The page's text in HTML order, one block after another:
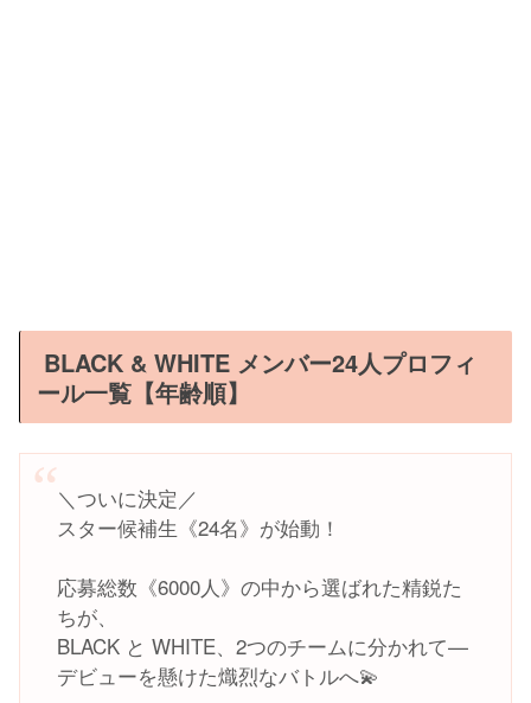
BLACK & WHITE メンバー24人プロフィ
ール一覧【年齢順】
＼ついに決定／
スター候補生《24名》が始動！
応募総数《6000人》の中から選ばれた精鋭た
ちが、
BLACK と WHITE、2つのチームに分かれて—
デビューを懸けた熾烈なバトルへ💫